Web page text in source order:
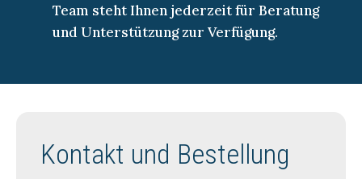
Team steht Ihnen jederzeit für Beratung
und Unterstützung zur Verfügung.
Kontakt und Bestellung